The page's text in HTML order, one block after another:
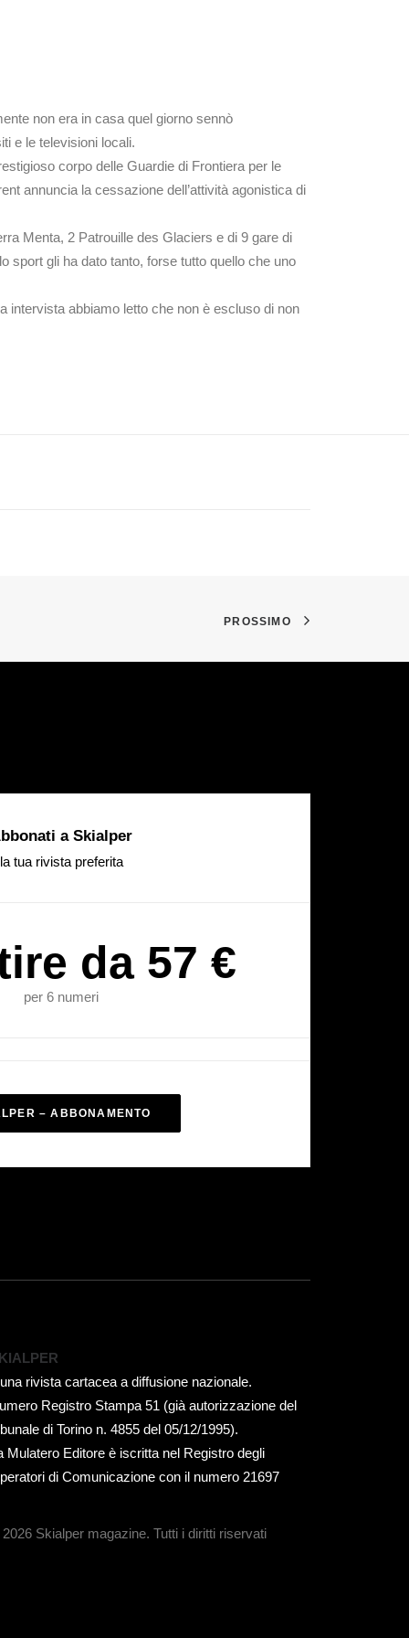
non era in casa quel giorno sennò
e le televisioni locali.
corpo delle Guardie di Frontiera per le
annuncia la cessazione dell’attività agonistica di
Menta, 2 Patrouille des Glaciers e di 9 gare di
sport gli ha dato tanto, forse tutto quello che uno
intervista abbiamo letto che non è escluso di non
PROSSIMO
a Skialper
la tua rivista preferita
da 57 €
per 6 numeri
– ABBONAMENTO
rivista cartacea a diffusione nazionale.
Registro Stampa 51 (già autorizzazione del
di Torino n. 4855 del 05/12/1995).
Mulatero Editore è iscritta nel Registro degli
di Comunicazione con il numero 21697
Skialper magazine. Tutti i diritti riservati